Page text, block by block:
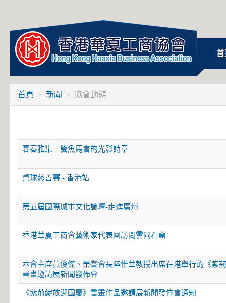
首
首頁 新聞 協會動態
暮春雅集｜雙魚馬會的光影詩章
桌球慈善赛 - 香港站
第五屆國際城市文化論壇-走進廣州
香港華夏工商會藝術家代表團訪問雲岡石窟
本會主席黃俊傑、榮譽會長陸惟華教授出席在港舉行的《紫
書畫邀請展新聞發佈會
《紫荊綻放迎國慶》書畫作品邀請展新聞發佈會通知